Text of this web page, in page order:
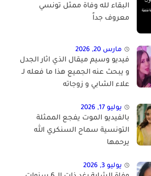
البقاء لله وفاة ممثل تونسي
معروف جداً
مارس 20, 2026
فيديو وسيم ميقال الذي اثار الجدل
و يبحث عنه الجميع هذا ما فعله لـ
علاء الشابي و زوجاته
يوليو 17, 2026
بالفيديو الموت يفجع الممثلة
التونسية سماح السنكري الله
يرحمها
يوليو 3, 2026